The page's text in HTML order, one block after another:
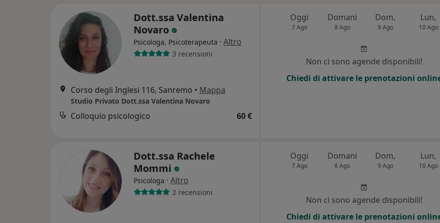
Dott.ssa Valentina
Novaro
Psicologa, Psicoterapeuta · Altro
3 recensioni
Corso degli Inglesi 116, Sanremo • Mappa
Studio Privato Dott.ssa Valentina Novaro
Colloquio psicologico 60 €
Oggi
7 Ago
Domani
8 Ago
Dom,
9 Ago
Lun,
10 Ago
Non ci sono agende disponibili!
Chiedi di attivare le prenotazioni
Dott.ssa Rachele
Mommi
Psicologa · Altro
2 recensioni
Oggi
7 Ago
Domani
8 Ago
Dom,
9 Ago
Lun,
10 Ago
Non ci sono agende disponibili!
Chiedi di attivare le prenotazioni